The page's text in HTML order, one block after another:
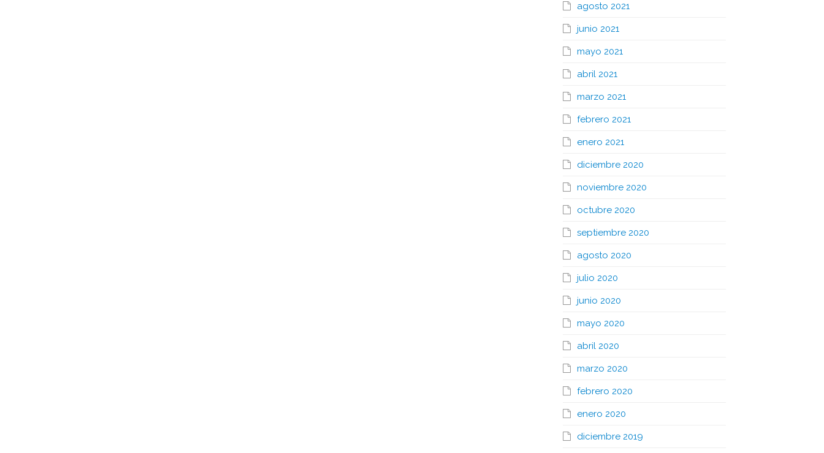
agosto 2021
junio 2021
mayo 2021
abril 2021
marzo 2021
febrero 2021
enero 2021
diciembre 2020
noviembre 2020
octubre 2020
septiembre 2020
agosto 2020
julio 2020
junio 2020
mayo 2020
abril 2020
marzo 2020
febrero 2020
enero 2020
diciembre 2019